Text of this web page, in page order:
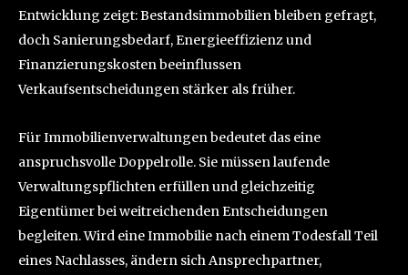
Entwicklung zeigt: Bestandsimmobilien bleiben gefragt,
doch Sanierungsbedarf, Energieeffizienz und
Finanzierungskosten beeinflussen
Verkaufsentscheidungen stärker als früher.
Für Immobilienverwaltungen bedeutet das eine
anspruchsvolle Doppelrolle. Sie müssen laufende
Verwaltungspflichten erfüllen und gleichzeitig
Eigentümer bei weitreichenden Entscheidungen
begleiten. Wird eine Immobilie nach einem Todesfall Teil
eines Nachlasses, ändern sich Ansprechpartner,